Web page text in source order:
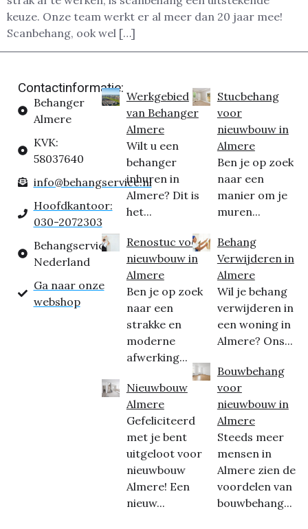
keuze. Onze team werkt er al meer dan 20 jaar mee!
Scanbehang, ook wel […]
Contactinformatie:
Behanger
Almere
KVK:
58037640
info@behangservice.nl
Hoofdkantoor:
030-2072303
Behangservice
Nederland
Ga naar onze
webshop
Werkgebied
van Behanger
Almere
Wilt u een
behanger
inhuren in
Almere? Dit is
het...
Renostuc voor
nieuwbouw in
Almere
Ben je op zoek
naar een
strakke en
moderne
afwerking...
Nieuwbouw
Almere
Gefeliciteerd
met je bent
uitgeloot voor
nieuwbouw
Almere! Een
nieuw...
Stucbehang
voor
nieuwbouw in
Almere
Ben je op zoek
naar een
manier om je
muren...
Behang
Verwijderen in
Almere
Wil je behang
verwijderen in
een woning in
Almere? Ons...
Bouwbehang
voor
nieuwbouw in
Almere
Steeds meer
mensen in
Almere zien de
voordelen van
bouwbehang...